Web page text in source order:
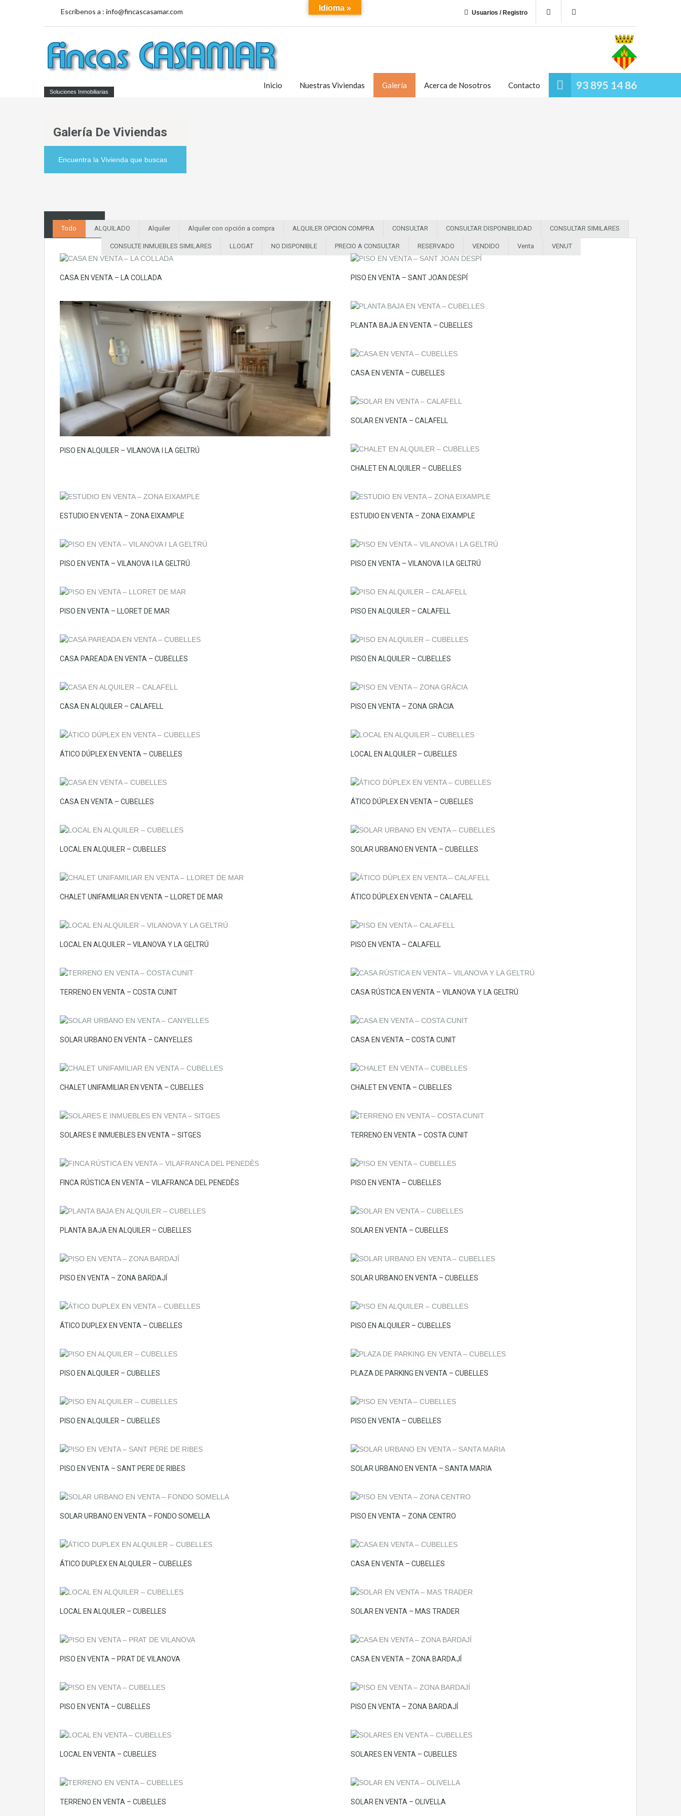
Escríbenos a : info@fincascasamar.com Usuarios / Registro
Soluciones Inmobiliarias
93 895 14 86
Inicio Nuestras Viviendas Galería Acerca de Nosotros Contacto
Galería De Viviendas
Encuentra la Vivienda que buscas
Galería
Todo ALQUILADO Alquiler Alquiler con opción a compra ALQUILER OPCION COMPRA CONSULTAR CONSULTAR DISPONIBILIDAD CONSULTAR SIMILARES
CONSULTE INMUEBLES SIMILARES LLOGAT NO DISPONIBLE PRECIO A CONSULTAR RESERVADO VENDIDO Venta VENUT
CASA EN VENTA – LA COLLADA PISO EN VENTA – SANT JOAN DESPÍ
PISO EN ALQUILER – VILANOVA I LA GELTRÚ
PLANTA BAJA EN VENTA – CUBELLES
CASA EN VENTA – CUBELLES
SOLAR EN VENTA – CALAFELL
CHALET EN ALQUILER – CUBELLES
ESTUDIO EN VENTA – ZONA EIXAMPLE ESTUDIO EN VENTA – ZONA EIXAMPLE
PISO EN VENTA – VILANOVA I LA GELTRÚ PISO EN VENTA – VILANOVA I LA GELTRÚ
PISO EN VENTA – LLORET DE MAR PISO EN ALQUILER – CALAFELL
CASA PAREADA EN VENTA – CUBELLES PISO EN ALQUILER – CUBELLES
CASA EN ALQUILER – CALAFELL PISO EN VENTA – ZONA GRÀCIA
ÁTICO DÚPLEX EN VENTA – CUBELLES LOCAL EN ALQUILER – CUBELLES
CASA EN VENTA – CUBELLES ÁTICO DÚPLEX EN VENTA – CUBELLES
LOCAL EN ALQUILER – CUBELLES SOLAR URBANO EN VENTA – CUBELLES
CHALET UNIFAMILIAR EN VENTA – LLORET DE MAR ÁTICO DÚPLEX EN VENTA – CALAFELL
LOCAL EN ALQUILER – VILANOVA Y LA GELTRÚ PISO EN VENTA – CALAFELL
TERRENO EN VENTA – COSTA CUNIT CASA RÚSTICA EN VENTA – VILANOVA Y LA GELTRÚ
SOLAR URBANO EN VENTA – CANYELLES CASA EN VENTA – COSTA CUNIT
CHALET UNIFAMILIAR EN VENTA – CUBELLES CHALET EN VENTA – CUBELLES
SOLARES E INMUEBLES EN VENTA – SITGES TERRENO EN VENTA – COSTA CUNIT
FINCA RÚSTICA EN VENTA – VILAFRANCA DEL PENEDÈS PISO EN VENTA – CUBELLES
PLANTA BAJA EN ALQUILER – CUBELLES SOLAR EN VENTA – CUBELLES
PISO EN VENTA – ZONA BARDAJÍ SOLAR URBANO EN VENTA – CUBELLES
ÁTICO DUPLEX EN VENTA – CUBELLES PISO EN ALQUILER – CUBELLES
PISO EN ALQUILER – CUBELLES PLAZA DE PARKING EN VENTA – CUBELLES
PISO EN ALQUILER – CUBELLES PISO EN VENTA – CUBELLES
PISO EN VENTA – SANT PERE DE RIBES SOLAR URBANO EN VENTA – SANTA MARIA
SOLAR URBANO EN VENTA – FONDO SOMELLA PISO EN VENTA – ZONA CENTRO
ÁTICO DUPLEX EN ALQUILER – CUBELLES CASA EN VENTA – CUBELLES
LOCAL EN ALQUILER – CUBELLES SOLAR EN VENTA – MAS TRADER
PISO EN VENTA – PRAT DE VILANOVA CASA EN VENTA – ZONA BARDAJÍ
PISO EN VENTA – CUBELLES PISO EN VENTA – ZONA BARDAJÍ
LOCAL EN VENTA – CUBELLES SOLARES EN VENTA – CUBELLES
TERRENO EN VENTA – CUBELLES SOLAR EN VENTA – OLIVELLA
Idioma »